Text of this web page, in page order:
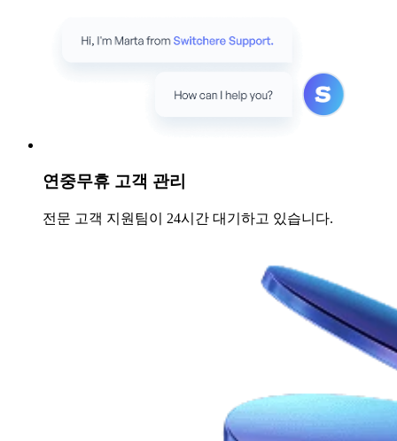
연중무휴 고객 관리
전문 고객 지원팀이 24시간 대기하고 있습니다.